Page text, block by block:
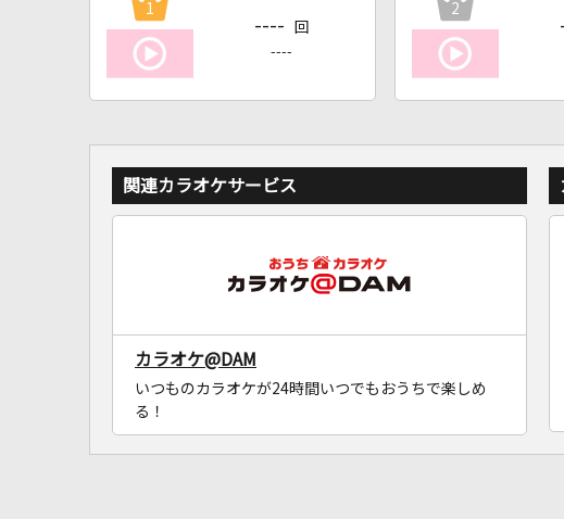
1
---- 回
----
2
関連カラオケサービス
カラオケ@DAM
いつものカラオケが24時間いつでもおうちで楽しめ
る！